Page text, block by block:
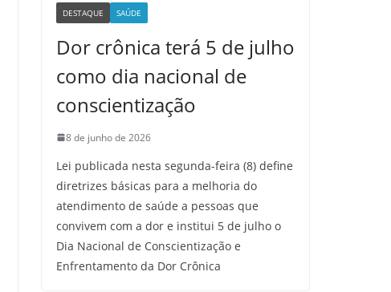
DESTAQUE SAÚDE
Dor crônica terá 5 de julho
como dia nacional de
conscientização
8 de junho de 2026
Lei publicada nesta segunda-feira (8) define
diretrizes básicas para a melhoria do
atendimento de saúde a pessoas que
convivem com a dor e institui 5 de julho o
Dia Nacional de Conscientização e
Enfrentamento da Dor Crônica